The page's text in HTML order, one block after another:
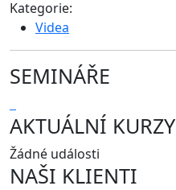
Kategorie:
Videa
SEMINÁŘE
AKTUÁLNÍ KURZY
Žádné události
NAŠI KLIENTI